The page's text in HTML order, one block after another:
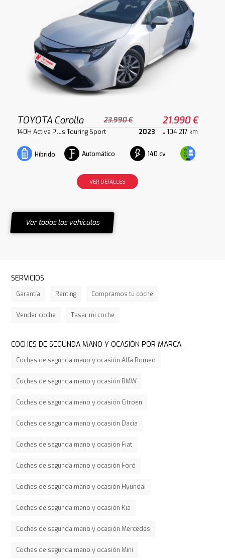
TOYOTA Corolla 23.990 € 21.990 €
140H Active Plus Touring Sport 2023 104.217 km
Híbrido Automático 140 cv
VER DETALLES
Ver todos los vehículos
SERVICIOS
Garantía Renting Compramos tu coche
Vender coche Tasar mi coche
COCHES DE SEGUNDA MANO Y OCASIÓN POR MARCA
Coches de segunda mano y ocasión Alfa Romeo
Coches de segunda mano y ocasión BMW
Coches de segunda mano y ocasión Citroen
Coches de segunda mano y ocasión Dacia
Coches de segunda mano y ocasión Fiat
Coches de segunda mano y ocasión Ford
Coches de segunda mano y ocasión Hyundai
Coches de segunda mano y ocasión Kia
Coches de segunda mano y ocasión Mercedes
Coches de segunda mano y ocasión Mini